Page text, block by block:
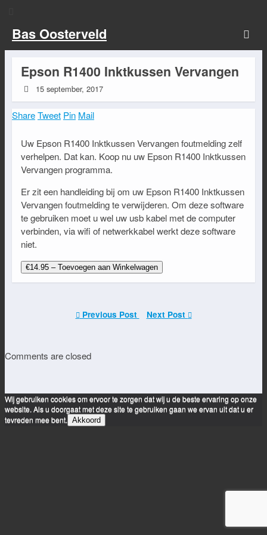
Bas Oosterveld
Epson R1400 Inktkussen Vervangen
15 september, 2017
ShareTweet Pin Mail
Uw Epson R1400 Inktkussen Vervangen foutmelding zelf
verhelpen. Dat kan. Koop nu uw Epson R1400 Inktkussen
Vervangen programma.
Er zit een handleiding bij om uw Epson R1400 Inktkussen
Vervangen foutmelding te verwijderen. Om deze software
te gebruiken moet u wel uw usb kabel met de computer
verbinden, via wifi of netwerkkabel werkt deze software
niet.
€14.95 – Toevoegen aan Winkelwagen
Previous Post Next Post
Comments are closed
Wij gebruiken cookies om ervoor te zorgen dat wij u de beste ervaring op onze
website. Als u doorgaat met deze site te gebruiken gaan we ervan uit dat u er
tevreden mee bent. Akkoord